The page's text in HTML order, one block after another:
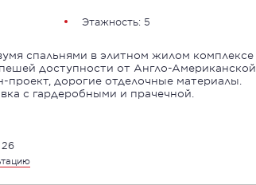
Этажность: 5
спальнями в элитном жилом комплексе
доступности от Англо-Американской
дорогие отделочные материалы.
с гардеробными и прачечной.